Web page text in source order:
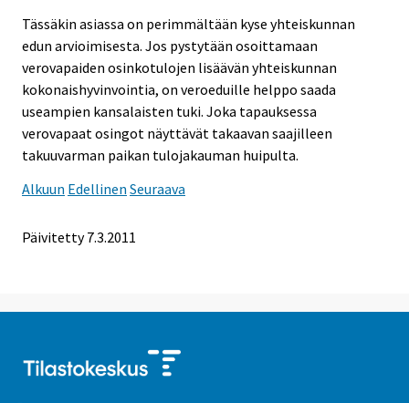
Tässäkin asiassa on perimmältään kyse yhteiskunnan
edun arvioimisesta. Jos pystytään osoittamaan
verovapaiden osinkotulojen lisäävän yhteiskunnan
kokonaishyvinvointia, on veroeduille helppo saada
useampien kansalaisten tuki. Joka tapauksessa
verovapaat osingot näyttävät takaavan saajilleen
takuuvarman paikan tulojakauman huipulta.
Alkuun Edellinen Seuraava
Päivitetty 7.3.2011